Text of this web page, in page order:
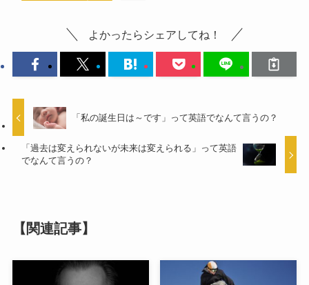
よかったらシェアしてね！
「私の誕生日は～です」って英語でなんて言うの？
「過去は変えられないが未来は変えられる」って英語
でなんて言うの？
【関連記事】